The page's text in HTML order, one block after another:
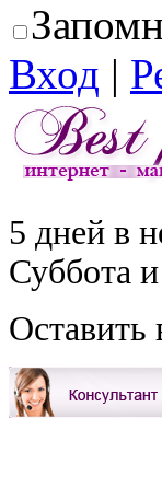
Вход |
5 дней в
Суббота
Оставить